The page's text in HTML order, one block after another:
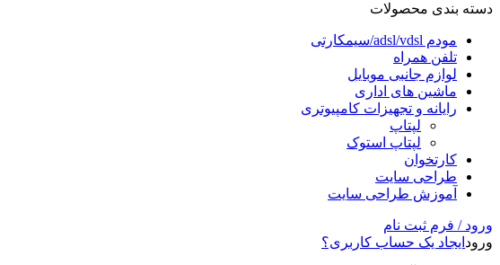
دسته بندی محصولات
مودم adsl/vdsl/سیمکارتی
تلفن همراه
لوازم جانبی موبایل
ماشین های اداری
رایانه و تجهیزات کامپیوتری
لپتاپ
لپتاپ استوک
کارتخوان
طراحی سایت
آموزش طراحی سایت
ورود / فرم ثبت نام
ورود ایجاد یک حساب کاربری؟